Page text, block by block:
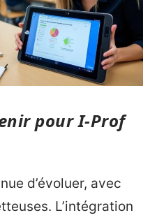
pour I-Prof
d’évoluer, avec
L’intégration